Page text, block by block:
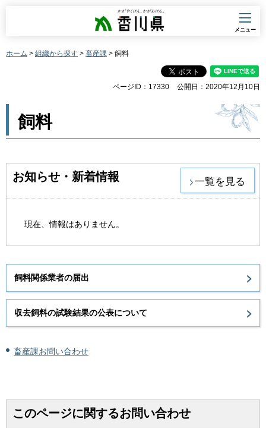
香川県
メニュー
ホーム > 組織から探す > 畜産課 > 飼料
ページID：17330 公開日：2020年12月10日
飼料
お知らせ・新着情報 一覧を見る
現在、情報はありません。
飼料関係業者の届出
収去飼料の試験結果の公表について
畜産課お問い合わせ
このページに関するお問い合わせ